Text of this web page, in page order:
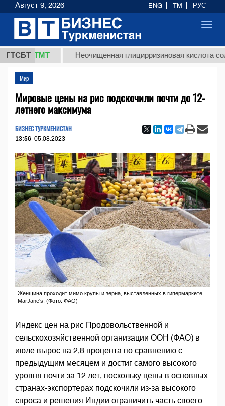
ГТСБТ
ТМТ Неочищенная глицирризиновая кислота
Мир
Мировые цены на рис подскочили почти до 12-
летнего максимума
БИЗНЕС ТУРКМЕНИСТАН
13:56 05.08.2023
Женщина проходит мимо крупы и зерна, выставленных в гипермаркете
MarJane's. (Фото: ФАО)
Индекс цен на рис Продовольственной и
сельскохозяйственной организации ООН (ФАО) в
июле вырос на 2,8 процента по сравнению с
предыдущим месяцем и достиг самого высокого
уровня почти за 12 лет, поскольку цены в основных
странах-экспортерах подскочили из-за высокого
спроса и решения Индии ограничить часть своего
Август 9, 2026 ENG TM РУС